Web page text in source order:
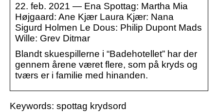
22. feb. 2021 — Ena Spottag: Martha Mia
Højgaard: Ane Kjær Laura Kjær: Nana
Sigurd Holmen Le Dous: Philip Dupont Mads
Wille: Grev Ditmar
Blandt skuespillerne i “Badehotellet” har der
gennem årene været flere, som på kryds og
tværs er i familie med hinanden.
Keywords: spottag krydsord